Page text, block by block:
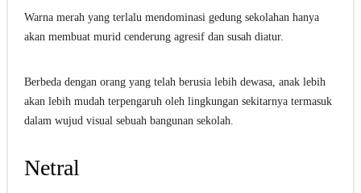
Warna merah yang terlalu mendominasi gedung sekolahan hanya
akan membuat murid cenderung agresif dan susah diatur.
Berbeda dengan orang yang telah berusia lebih dewasa, anak lebih
akan lebih mudah terpengaruh oleh lingkungan sekitarnya termasuk
dalam wujud visual sebuah bangunan sekolah.
Netral